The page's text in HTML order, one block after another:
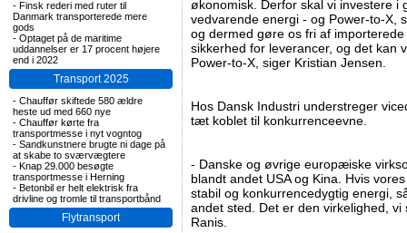
- Finsk rederi med ruter til
Danmark transporterede mere
gods
- Optaget på de maritime
uddannelser er 17 procent højere
end i 2022
Transport 2025
- Chauffør skiftede 580 ældre
heste ud med 660 nye
- Chauffør kørte fra
transportmesse i nyt vogntog
- Sandkunstnere brugte ni dage på
at skabe to sværvægtere
- Knap 29.000 besøgte
transportmesse i Herning
- Betonbil er helt elektrisk fra
drivline og tromle til transportbånd
Flytransport
økonomisk. Derfor skal vi investere
vedvarende energi - og Power-to-X,
og dermed gøre os fri af
sikkerhed for leverancer, og det kan
Power-to-X, siger Kristian Jensen.
Hos Dansk Industri understreger
tæt koblet til konkurrenceevne.
- Danske og øvrige europæiske
blandt andet USA og Kina. Hvis
stabil og konkurrencedygtig energi,
andet sted. Det er den virkelighed,
Ranis.